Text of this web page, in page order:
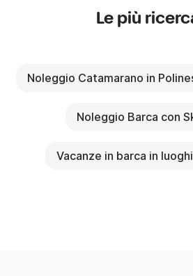
Le più
Noleggio Catamarano in
Noleggio Barca con
Vacanze in barca in